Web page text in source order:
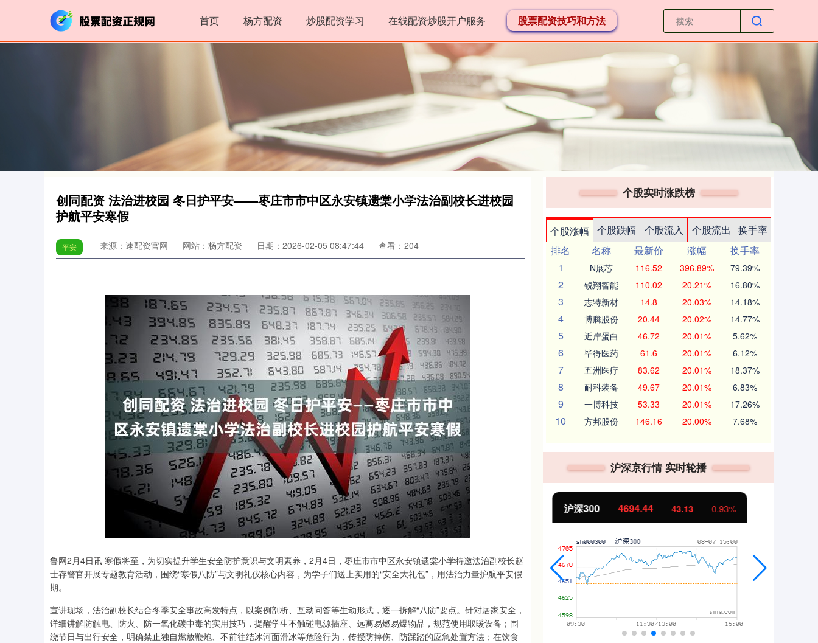
首页 杨方配资 炒股配资学习 在线配资炒股开户服务 股票配资技巧和方法
创同配资 法治进校园 冬日护平安——枣庄市市中区永安镇遗棠小学法治副校长进校园
护航平安寒假
平安 来源：速配资官网 网站：杨方配资 日期：2026-02-05 08:47:44 查看：204
鲁网2月4日讯 寒假将至，为切实提升学生安全防护意识与文明素养，2月4日，枣庄市市中区永安镇遗棠小学特邀法治副校长赵
士存警官开展专题教育活动，围绕“寒假八防”与文明礼仪核心内容，为学子们送上实用的“安全大礼包”，用法治力量护航平安假
期。
宣讲现场，法治副校长结合冬季安全事故高发特点，以案例剖析、互动问答等生动形式，逐一拆解“八防”要点。针对居家安全，
详细讲解防触电、防火、防一氧化碳中毒的实用技巧，提醒学生不触碰电源插座、远离易燃易爆物品，规范使用取暖设备；围
绕节日与出行安全，明确禁止独自燃放鞭炮、不前往结冰河面滑冰等危险行为，传授防摔伤、防踩踏的应急处置方法；在饮食
个股实时涨跌榜
个股涨幅 个股跌幅 个股流入 个股流出
换手率
排名
名称 最新价 涨幅
换手率
1
N展芯 116.52 396.89% 79.39%
2 锐翔智能 110.02 20.21% 16.80%
3 志特新材 14.8 20.03% 14.18%
4 博腾股份 20.44 20.02% 14.77%
5 近岸蛋白 46.72 20.01% 5.62%
6 毕得医药 61.6 20.01% 6.12%
7 五洲医疗 83.62 20.01% 18.37%
8 耐科装备 49.67 20.01% 6.83%
9 一博科技 53.33 20.01% 17.26%
10 方邦股份 146.16 20.00% 7.68%
沪深京行情 实时轮播
14311.01 200.89 1.42% 沪深300 4694.44 43.13 北证50 1134.24 11.37 1.01%